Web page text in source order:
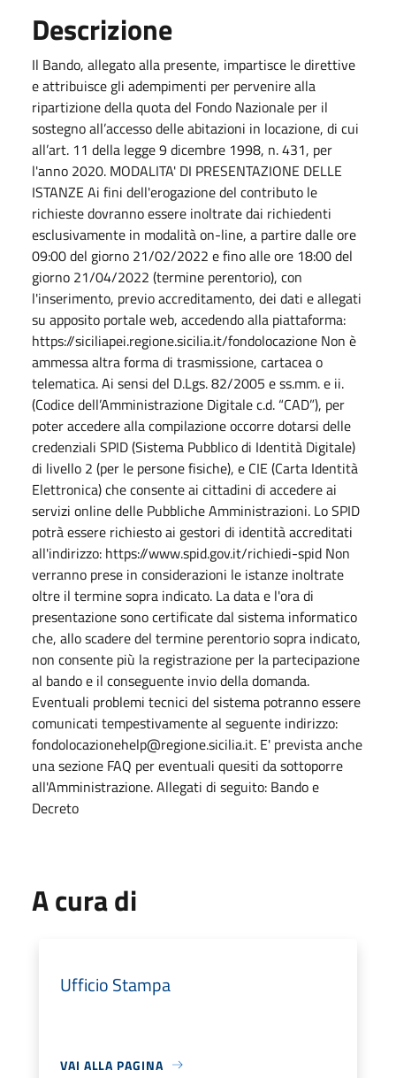
Descrizione
Il Bando, allegato alla presente, impartisce le direttive
e attribuisce gli adempimenti per pervenire alla
ripartizione della quota del Fondo Nazionale per il
sostegno all’accesso delle abitazioni in locazione, di cui
all’art. 11 della legge 9 dicembre 1998, n. 431, per
l'anno 2020. MODALITA' DI PRESENTAZIONE DELLE
ISTANZE Ai fini dell'erogazione del contributo le
richieste dovranno essere inoltrate dai richiedenti
esclusivamente in modalità on-line, a partire dalle ore
09:00 del giorno 21/02/2022 e fino alle ore 18:00 del
giorno 21/04/2022 (termine perentorio), con
l'inserimento, previo accreditamento, dei dati e allegati
su apposito portale web, accedendo alla piattaforma:
https://siciliapei.regione.sicilia.it/fondolocazione Non è
ammessa altra forma di trasmissione, cartacea o
telematica. Ai sensi del D.Lgs. 82/2005 e ss.mm. e ii.
(Codice dell’Amministrazione Digitale c.d. “CAD”), per
poter accedere alla compilazione occorre dotarsi delle
credenziali SPID (Sistema Pubblico di Identità Digitale)
di livello 2 (per le persone fisiche), e CIE (Carta Identità
Elettronica) che consente ai cittadini di accedere ai
servizi online delle Pubbliche Amministrazioni. Lo SPID
potrà essere richiesto ai gestori di identità accreditati
all'indirizzo: https://www.spid.gov.it/richiedi-spid Non
verranno prese in considerazioni le istanze inoltrate
oltre il termine sopra indicato. La data e l'ora di
presentazione sono certificate dal sistema informatico
che, allo scadere del termine perentorio sopra indicato,
non consente più la registrazione per la partecipazione
al bando e il conseguente invio della domanda.
Eventuali problemi tecnici del sistema potranno essere
comunicati tempestivamente al seguente indirizzo:
fondolocazionehelp@regione.sicilia.it. E' prevista anche
una sezione FAQ per eventuali quesiti da sottoporre
all'Amministrazione. Allegati di seguito: Bando e
Decreto
A cura di
Ufficio Stampa
VAI ALLA PAGINA